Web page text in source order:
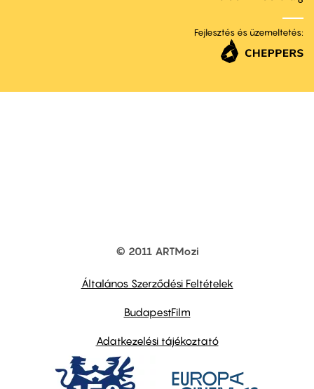
Fejlesztés és üzemeltetés:
© 2011 ARTMozi
Általános Szerződési Feltételek
BudapestFilm
Adatkezelési tájékoztató